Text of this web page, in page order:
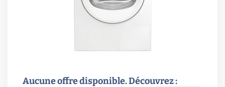
Aucune offre disponible. Découvrez :